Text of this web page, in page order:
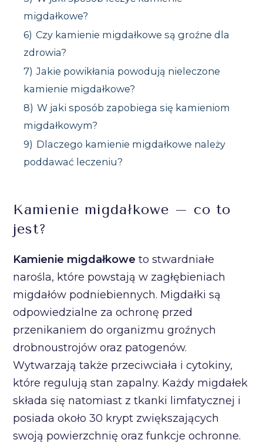
migdałkowe?
6) Czy kamienie migdałkowe są groźne dla
zdrowia?
7) Jakie powikłania powodują nieleczone
kamienie migdałkowe?
8) W jaki sposób zapobiega się kamieniom
migdałkowym?
9) Dlaczego kamienie migdałkowe należy
poddawać leczeniu?
Kamienie migdałkowe – co to
jest?
Kamienie migdałkowe to stwardniałe
narośla, które powstają w zagłębieniach
migdałów podniebiennych. Migdałki są
odpowiedzialne za ochronę przed
przenikaniem do organizmu groźnych
drobnoustrojów oraz patogenów.
Wytwarzają także przeciwciała i cytokiny,
które regulują stan zapalny. Każdy migdałek
składa się natomiast z tkanki limfatycznej i
posiada około 30 krypt zwiększających
swoją powierzchnię oraz funkcje ochronne.